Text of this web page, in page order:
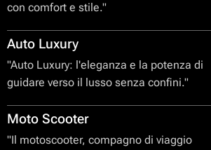
con comfort e stile."
Auto Luxury
"Auto Luxury: l'eleganza e la potenza di
guidare verso il lusso senza confini."
Moto Scooter
"Il motoscooter, compagno di viaggio